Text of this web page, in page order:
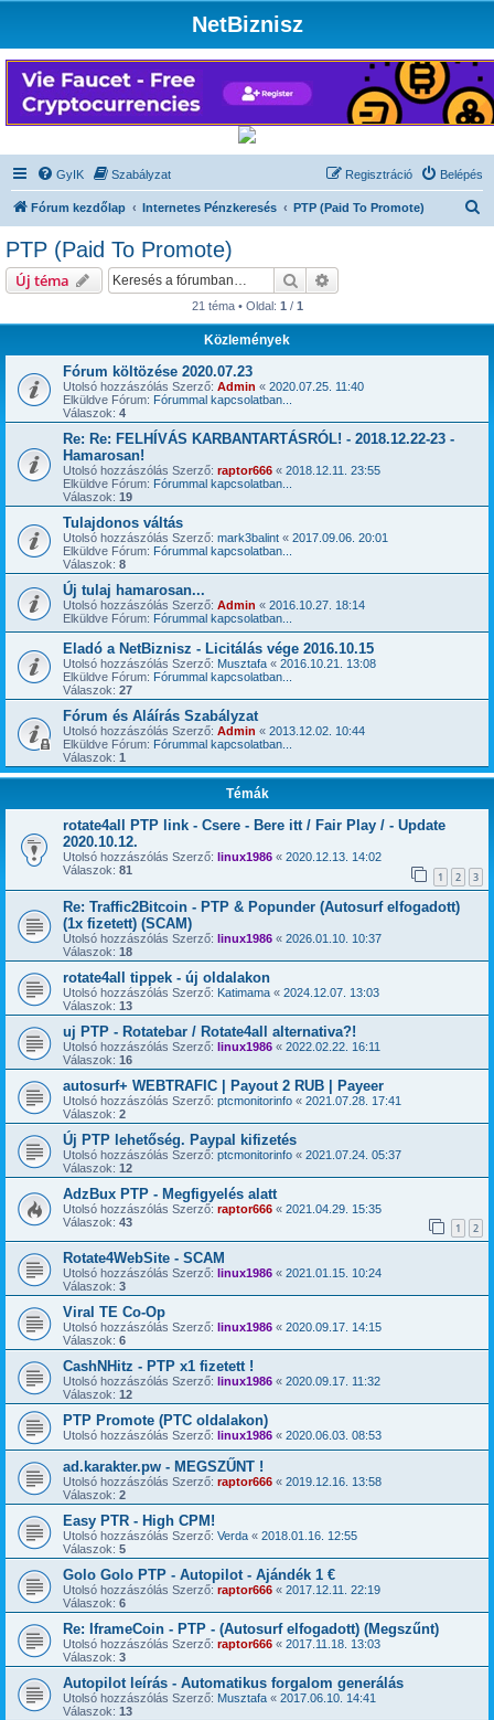
NetBiznisz
GyIK Szabályzat Belépés
Regisztráció
Fórum kezdőlap Internetes Pénzkeresés PTP (Paid To Promote)
PTP (Paid To Promote)
Új téma Keresés
21 téma • Oldal: 1 / 1
Közlemények
Fórum költözése 2020.07.23
Utolsó hozzászólás Szerző: Admin « 2020.07.25. 11:40
Elküldve Fórum: Fórummal kapcsolatban...
Válaszok: 4
Re: Re: FELHÍVÁS KARBANTARTÁSRÓL! - 2018.12.22-23 -
Hamarosan!
Utolsó hozzászólás Szerző: raptor666 « 2018.12.11. 23:55
Elküldve Fórum: Fórummal kapcsolatban...
Válaszok: 19
Tulajdonos váltás
Utolsó hozzászólás Szerző: mark3balint « 2017.09.06. 20:01
Elküldve Fórum: Fórummal kapcsolatban...
Válaszok: 8
Új tulaj hamarosan...
Utolsó hozzászólás Szerző: Admin « 2016.10.27. 18:14
Elküldve Fórum: Fórummal kapcsolatban...
Eladó a NetBiznisz - Licitálás vége 2016.10.15
Utolsó hozzászólás Szerző: Musztafa « 2016.10.21. 13:08
Elküldve Fórum: Fórummal kapcsolatban...
Válaszok: 27
Fórum és Aláírás Szabályzat
Utolsó hozzászólás Szerző: Admin « 2013.12.02. 10:44
Elküldve Fórum: Fórummal kapcsolatban...
Válaszok: 1
Témák
rotate4all PTP link - Csere - Bere itt / Fair Play / - Update
2020.10.12.
Utolsó hozzászólás Szerző: linux1986 « 2020.12.13. 14:02
Válaszok: 81 1 2 3
Re: Traffic2Bitcoin - PTP & Popunder (Autosurf elfogadott)
(1x fizetett) (SCAM)
Utolsó hozzászólás Szerző: linux1986 « 2026.01.10. 10:37
Válaszok: 18
rotate4all tippek - új oldalakon
Utolsó hozzászólás Szerző: Katimama « 2024.12.07. 13:03
Válaszok: 13
uj PTP - Rotatebar / Rotate4all alternativa?!
Utolsó hozzászólás Szerző: linux1986 « 2022.02.22. 16:11
Válaszok: 16
autosurf+ WEBTRAFIC | Payout 2 RUB | Payeer
Utolsó hozzászólás Szerző: ptcmonitorinfo « 2021.07.28. 17:41
Válaszok: 2
Új PTP lehetőség. Paypal kifizetés
Utolsó hozzászólás Szerző: ptcmonitorinfo « 2021.07.24. 05:37
Válaszok: 12
AdzBux PTP - Megfigyelés alatt
Utolsó hozzászólás Szerző: raptor666 « 2021.04.29. 15:35
Válaszok: 43 1 2
Rotate4WebSite - SCAM
Utolsó hozzászólás Szerző: linux1986 « 2021.01.15. 10:24
Válaszok: 3
Viral TE Co-Op
Utolsó hozzászólás Szerző: linux1986 « 2020.09.17. 14:15
Válaszok: 6
CashNHitz - PTP x1 fizetett !
Utolsó hozzászólás Szerző: linux1986 « 2020.09.17. 11:32
Válaszok: 12
PTP Promote (PTC oldalakon)
Utolsó hozzászólás Szerző: linux1986 « 2020.06.03. 08:53
ad.karakter.pw - MEGSZŰNT !
Utolsó hozzászólás Szerző: raptor666 « 2019.12.16. 13:58
Válaszok: 2
Easy PTR - High CPM!
Utolsó hozzászólás Szerző: Verda « 2018.01.16. 12:55
Válaszok: 5
Golo Golo PTP - Autopilot - Ajándék 1 €
Utolsó hozzászólás Szerző: raptor666 « 2017.12.11. 22:19
Válaszok: 6
Re: IframeCoin - PTP - (Autosurf elfogadott) (Megszűnt)
Utolsó hozzászólás Szerző: raptor666 « 2017.11.18. 13:03
Válaszok: 3
Autopilot leírás - Automatikus forgalom generálás
Utolsó hozzászólás Szerző: Musztafa « 2017.06.10. 14:41
Válaszok: 13